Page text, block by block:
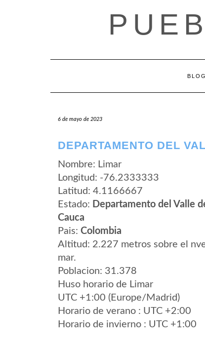
BLOG
6 de mayo de 2023
DEPARTAMENTO DEL
Nombre: Limar
Longitud: -76.2333333
Latitud: 4.1166667
Estado: Departamento del Valle
Cauca
Pais: Colombia
Altitud: 2.227 metros sobre el
mar.
Poblacion: 31.378
Huso horario de Limar
UTC +1:00 (Europe/Madrid)
Horario de verano : UTC +2:00
Horario de invierno : UTC +1:00